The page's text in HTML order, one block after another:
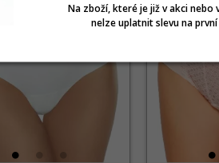
Na zboží, které je již v akci nebo
nelze uplatnit slevu na první